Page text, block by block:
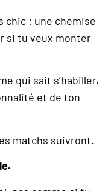
chic : une chemise
si tu veux monter
qui sait s’habiller,
et de ton
matchs suivront.